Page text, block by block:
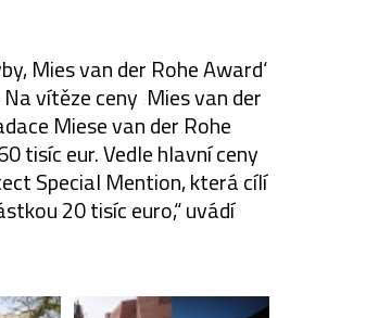
Mies van der Rohe Award‘
vítěze ceny ‚Mies van der
Miese van der Rohe
tisíc eur. Vedle hlavní ceny
Special Mention, která cílí
20 tisíc euro,“ uvádí